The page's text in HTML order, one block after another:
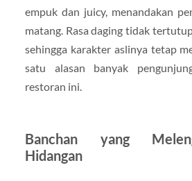
empuk dan juicy, menandakan
matang. Rasa daging tidak
sehingga karakter aslinya tetap
satu alasan banyak
restoran ini.
Banchan yang
Hidangan